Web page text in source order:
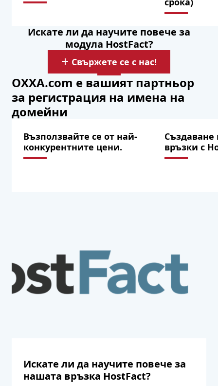
Искате ли да научите повече за
модула HostFact?
Свържете се с нас!
OXXA.com е вашият партньор
за регистрация на имена на
домейни
Възползвайте се от най-
конкурентните цени.
Създаване
връзки с
Искате ли да научите повече за
нашата връзка HostFact?